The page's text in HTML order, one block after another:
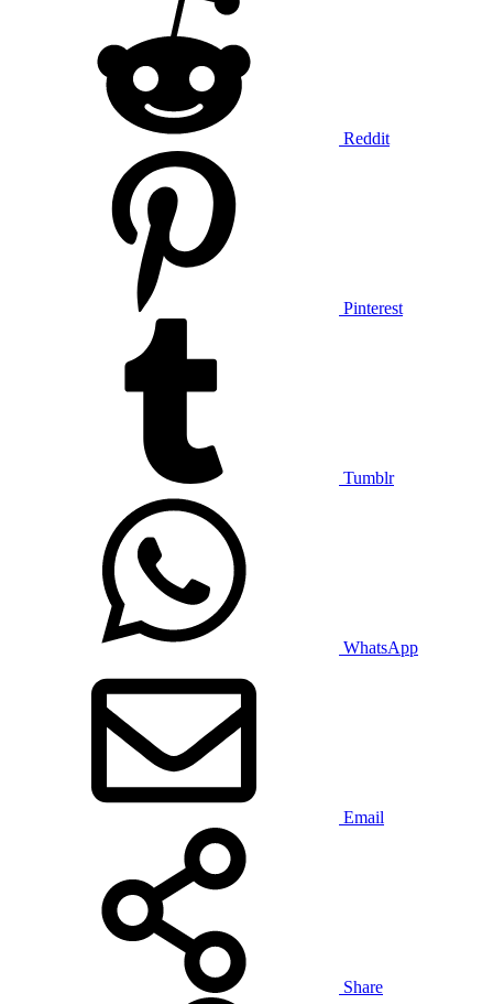
Reddit
Pinterest
Tumblr
WhatsApp
Email
Share